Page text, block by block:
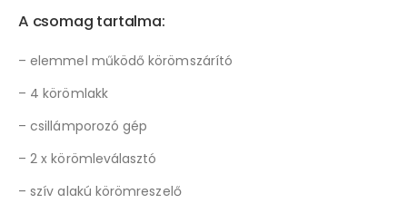
A csomag tartalma:
– elemmel működő körömszárító
– 4 körömlakk
– csillámporozó gép
– 2 x körömleválasztó
– szív alakú körömreszelő